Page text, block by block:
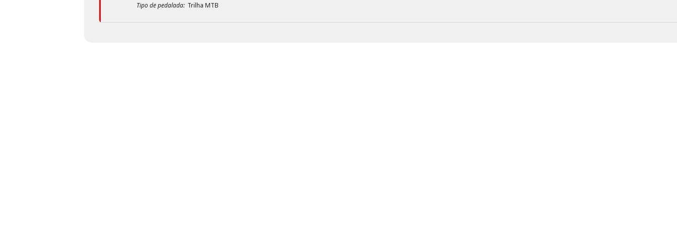
Tipo de pedalada: Trilha MTB